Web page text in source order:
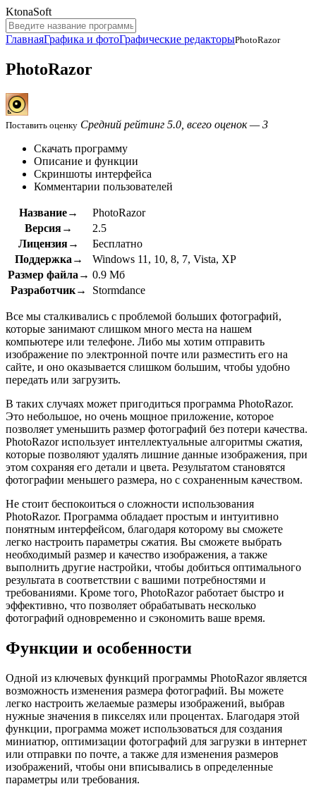
KtonaSoft
ГлавнаяГрафика и фотоГрафические редакторыPhotoRazor
PhotoRazor
Поставить оценку Средний рейтинг 5.0, всего оценок — 3
Скачать программу
Описание и функции
Скриншоты интерфейса
Комментарии пользователей
Название→
PhotoRazor
Версия→
2.5
Лицензия→
Бесплатно
Поддержка→
Windows 11, 10, 8, 7, Vista, XP
Размер файла→ 0.9 Мб
Разработчик→
Stormdance
Все мы сталкивались с проблемой больших фотографий,
которые занимают слишком много места на нашем
компьютере или телефоне. Либо мы хотим отправить
изображение по электронной почте или разместить его на
сайте, и оно оказывается слишком большим, чтобы удобно
передать или загрузить.
В таких случаях может пригодиться программа PhotoRazor.
Это небольшое, но очень мощное приложение, которое
позволяет уменьшить размер фотографий без потери качества.
PhotoRazor использует интеллектуальные алгоритмы сжатия,
которые позволяют удалять лишние данные изображения, при
этом сохраняя его детали и цвета. Результатом становятся
фотографии меньшего размера, но с сохраненным качеством.
Не стоит беспокоиться о сложности использования
PhotoRazor. Программа обладает простым и интуитивно
понятным интерфейсом, благодаря которому вы сможете
легко настроить параметры сжатия. Вы сможете выбрать
необходимый размер и качество изображения, а также
выполнить другие настройки, чтобы добиться оптимального
результата в соответствии с вашими потребностями и
требованиями. Кроме того, PhotoRazor работает быстро и
эффективно, что позволяет обрабатывать несколько
фотографий одновременно и сэкономить ваше время.
Функции и особенности
Одной из ключевых функций программы PhotoRazor является
возможность изменения размера фотографий. Вы можете
легко настроить желаемые размеры изображений, выбрав
нужные значения в пикселях или процентах. Благодаря этой
функции, программа может использоваться для создания
миниатюр, оптимизации фотографий для загрузки в интернет
или отправки по почте, а также для изменения размеров
изображений, чтобы они вписывались в определенные
параметры или требования.